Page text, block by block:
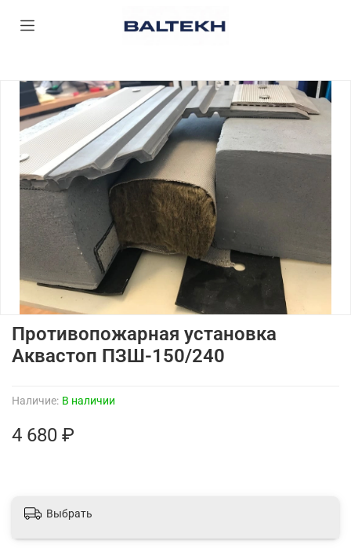
Наличие: В наличии
Противопожарная установка
Аквастоп ПЗШ-150/240
4 680 ₽
Выбрать